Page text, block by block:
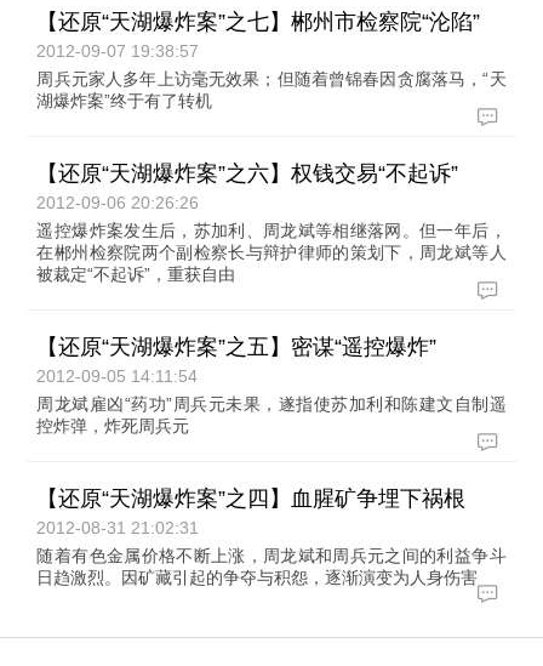
【还原“天湖爆炸案”之七】郴州市检察院“沦陷”
2012-09-07 19:38:57
周兵元家人多年上访毫无效果；但随着曾锦春因贪腐落马，“天
湖爆炸案”终于有了转机
【还原“天湖爆炸案”之六】权钱交易“不起诉”
2012-09-06 20:26:26
遥控爆炸案发生后，苏加利、周龙斌等相继落网。但一年后，
在郴州检察院两个副检察长与辩护律师的策划下，周龙斌等人
被裁定“不起诉”，重获自由
【还原“天湖爆炸案”之五】密谋“遥控爆炸”
2012-09-05 14:11:54
周龙斌雇凶“药功”周兵元未果，遂指使苏加利和陈建文自制遥
控炸弹，炸死周兵元
【还原“天湖爆炸案”之四】血腥矿争埋下祸根
2012-08-31 21:02:31
随着有色金属价格不断上涨，周龙斌和周兵元之间的利益争斗
日趋激烈。因矿藏引起的争夺与积怨，逐渐演变为人身伤害